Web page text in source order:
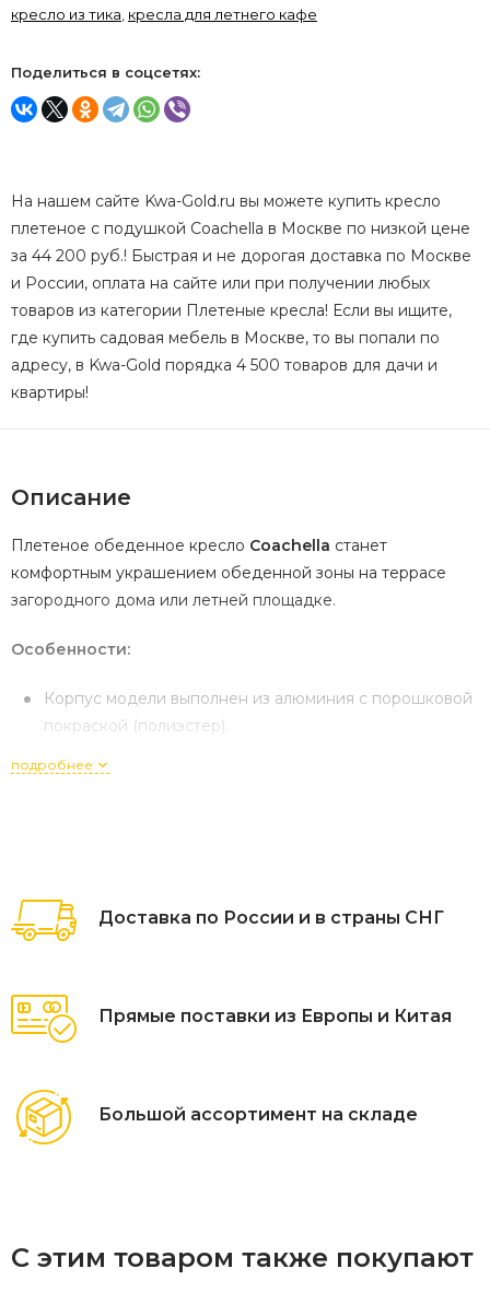
кресло из тика, кресла для летнего кафе
Поделиться в соцсетях:
На нашем сайте Kwa-Gold.ru вы можете купить кресло
плетеное с подушкой Coachella в Москве по низкой цене
за 44 200 руб.! Быстрая и не дорогая доставка по Москве
и России, оплата на сайте или при получении любых
товаров из категории Плетеные кресла! Если вы ищите,
где купить садовая мебель в Москве, то вы попали по
адресу, в Kwa-Gold порядка 4 500 товаров для дачи и
квартиры!
Описание
Плетеное обеденное кресло Coachella станет
комфортным украшением обеденной зоны на террасе
загородного дома или летней площадке.
Особенности:
Корпус модели выполнен из алюминия с порошковой
покраской (полиэстер).
Разборные ножки - из тика SVLK (легальное
Подушка со съемным чехлом выполнена из
Для уточнения всех возможных вариантов материала
подробнее
Доставка по России и в страны СНГ
Прямые поставки из Европы и Китая
Большой ассортимент на складе
С этим товаром также покупают